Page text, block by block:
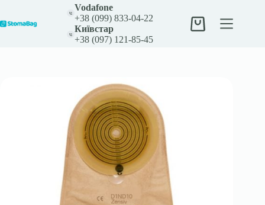
вмісту
Vodafone
+38 (099) 833-04-22
Київстар
+38 (097) 121-85-45
Кошик